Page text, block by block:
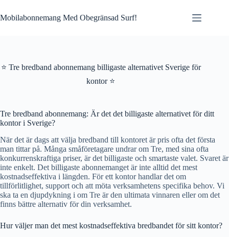
to
content
Mobilabonnemang Med Obegränsad Surf!
⭐ Tre bredband abonnemang billigaste alternativet Sverige för
kontor ⭐
Tre bredband abonnemang: Är det det billigaste alternativet för ditt
kontor i Sverige?
När det är dags att välja bredband till kontoret är pris ofta det första
man tittar på. Många småföretagare undrar om Tre, med sina ofta
konkurrenskraftiga priser, är det billigaste och smartaste valet. Svaret är
inte enkelt. Det billigaste abonnemanget är inte alltid det mest
kostnadseffektiva i längden. För ett kontor handlar det om
tillförlitlighet, support och att möta verksamhetens specifika behov. Vi
ska ta en djupdykning i om Tre är den ultimata vinnaren eller om det
finns bättre alternativ för din verksamhet.
Hur väljer man det mest kostnadseffektiva bredbandet för sitt kontor?